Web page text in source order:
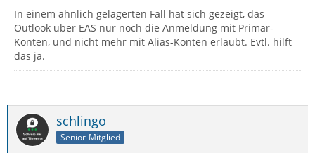
In einem ähnlich gelagerten Fall hat sich gezeigt, das
Outlook über EAS nur noch die Anmeldung mit Primär-
Konten, und nicht mehr mit Alias-Konten erlaubt. Evtl. hilft
das ja.
schlingo
Senior-Mitglied